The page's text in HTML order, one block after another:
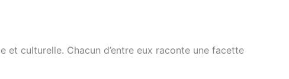
et culturelle. Chacun d’entre eux raconte une facette